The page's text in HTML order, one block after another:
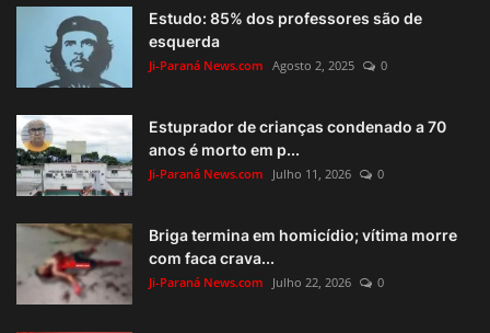
Estudo: 85% dos professores são de
esquerda
Ji-Paraná News.com Agosto 2, 2025 0
Estuprador de crianças condenado a 70
anos é morto em p...
Ji-Paraná News.com Julho 11, 2026 0
Briga termina em homicídio; vítima morre
com faca crava...
Ji-Paraná News.com Julho 22, 2026 0